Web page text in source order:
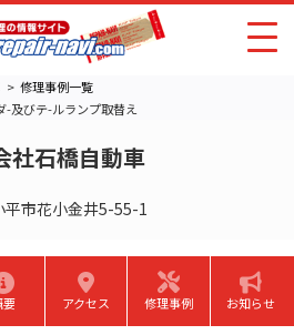
修理事例一覧
-及びテ-ルランプ取替え
社石橋自動車
平市花小金井5-55-1
要 アクセス 修理事例 お知らせ